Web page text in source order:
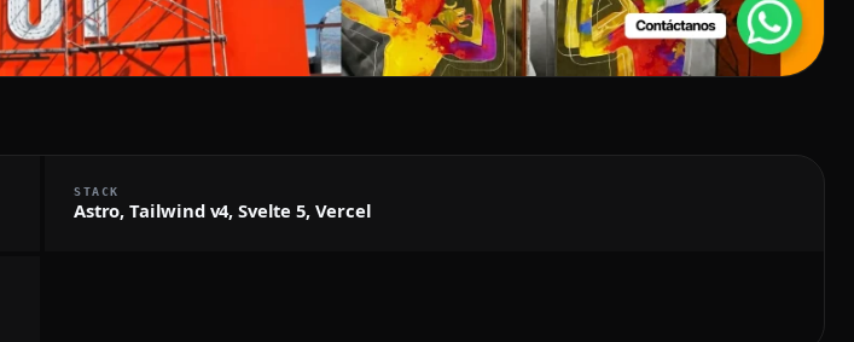
STACK
Astro, Tailwind v4, Svelte 5, Vercel